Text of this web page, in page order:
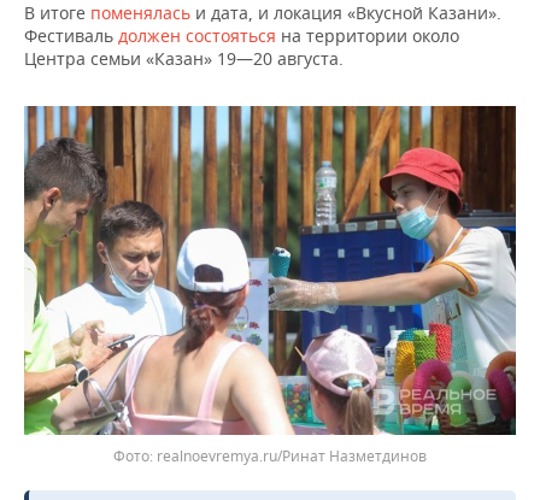
В итоге поменялась и дата, и локация «Вкусной Казани».
Фестиваль должен состояться на территории около
Центра семьи «Казан» 19—20 августа.
realnoevremya.ru/Ринат Назметдинов